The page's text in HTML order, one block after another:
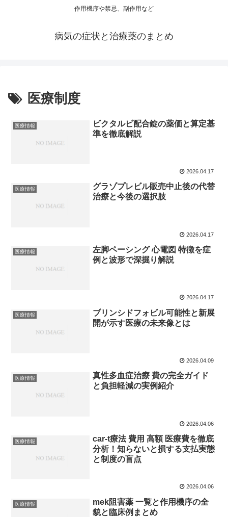
作用機序や禁忌、副作用など
病気の症状と治療薬のまとめ
医療制度
医療情報
ビクタルビ配合錠の薬価と算定基
準を徹底解説
2026.04.17
医療情報
グラゾプレビル販売中止後の代替
治療と今後の選択肢
2026.04.17
医療情報
左脚ペーシング 心電図 特徴を症
例と波形で深掘り解説
2026.04.17
医療情報
ブリンシドフォビル可能性と新展
開が示す医療の未来像とは
2026.04.09
医療情報
真性多血症治療 費の完全ガイド
と負担軽減の実例紹介
2026.04.06
医療情報
car-t療法 費用 高額 医療費を徹底
分析！知らないと損する支払実態
と制度の盲点
2026.04.06
医療情報
mek阻害薬 一覧と作用機序の全
貌と臨床例まとめ